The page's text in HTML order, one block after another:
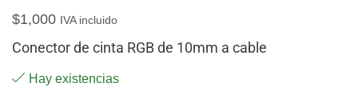
$1,000 IVA incluido
Conector de cinta RGB de 10mm a cable
Hay existencias